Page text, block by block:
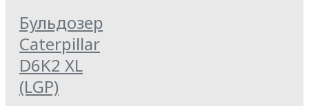
Бульдозер
Caterpillar
D6K2 XL
(LGP)